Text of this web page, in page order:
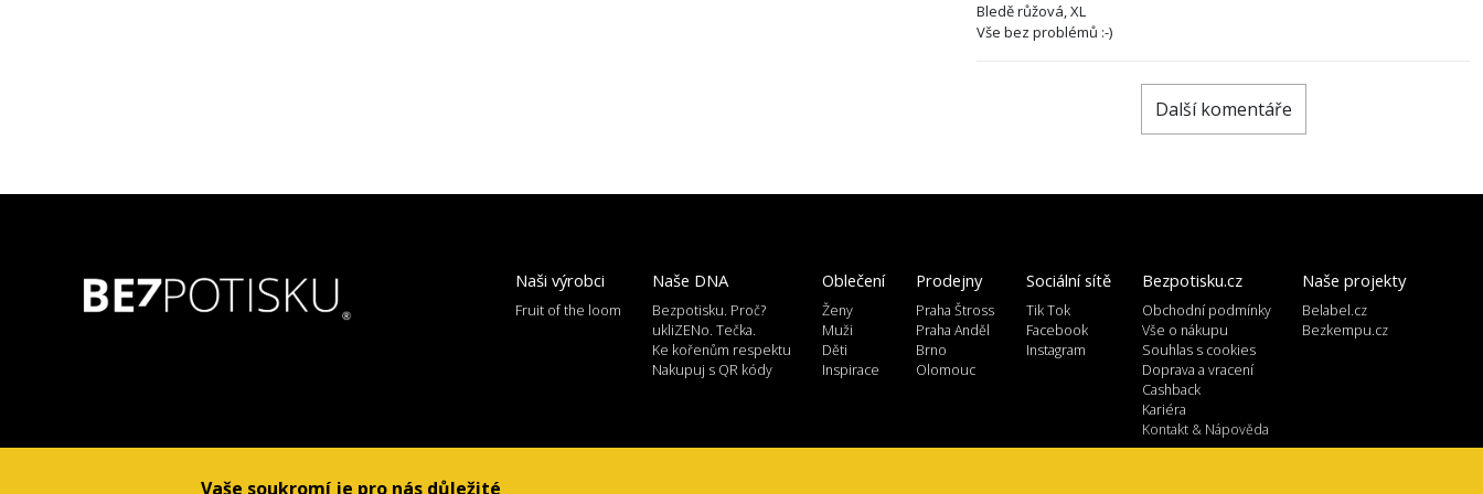
Vaše soukromí je pro nás důležité
Bledě růžová, XL
Vše bez problémů :-)
Další komentáře
Naše projekty
Belabel.cz
Bezkempu.cz
Bezpotisku.cz
Obchodní podmínky
Vše o nákupu
Souhlas s cookies
Doprava a vracení
Cashback
Kariéra
Kontakt & Nápověda
Sociální sítě
Tik Tok
Facebook
Instagram
Prodejny
Praha Štross
Praha Anděl
Brno
Olomouc
Oblečení
Ženy
Muži
Děti
Inspirace
Naše DNA
Bezpotisku. Proč?
ukliZENo. Tečka.
Ke kořenům respektu
Nakupuj s QR kódy
Naši výrobci
Fruit of the loom